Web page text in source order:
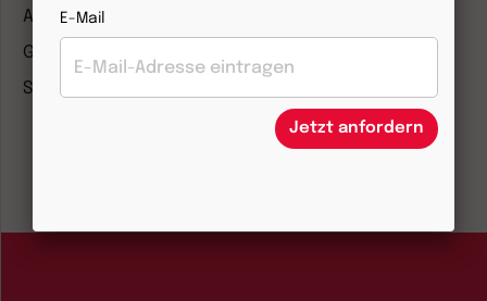
ANTIKE WELT & Archäologie in Deutschland
G/GESCHICHTE
Staatslexikon
E-Mail
Jetzt anfordern